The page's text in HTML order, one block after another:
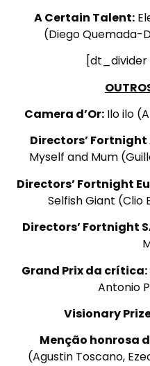
A Certain Talent:
(Diego Quemada-
[dt_divider
Camera d’Or:Ilo ilo
Directors’
Myself and Mum
Directors’ Fortnight
Selfish Giant (Clio
Directors’ Fortnight
Grand Prix da crítica:
Antonio
Visionary
Menção honrosa
(Agustin Toscano,